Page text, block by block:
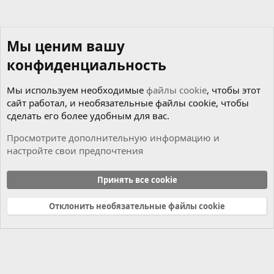
Cookies
Russian (RU)
Связь с нами
Условия и правила
Политика конфиденциальности
Справка Главная
R
Мы ценим вашу
конфиденциальность
Мы используем необходимые файлы cookie, чтобы этот
сайт работал, и необязательные файлы cookie, чтобы
сделать его более удобным для вас.
Просмотрите дополнительную информацию и
настройте свои предпочтения
Принять все cookie
Отклонить необязательные файлы cookie